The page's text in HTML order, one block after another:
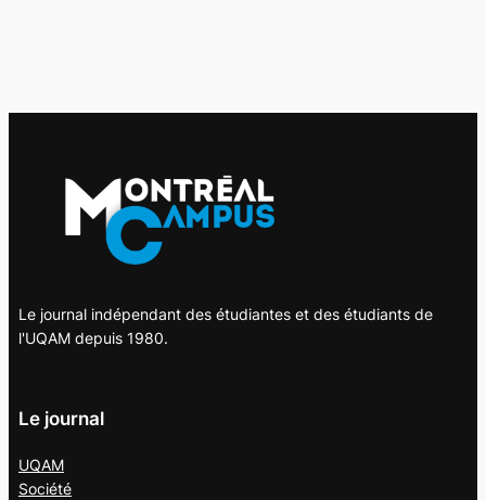
Le journal indépendant des étudiantes et des étudiants de
l'UQAM depuis 1980.
Le journal
UQAM
Société